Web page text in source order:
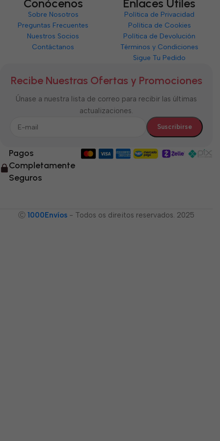
Conócenos
Sobre Nosotros
Preguntas Frecuentes
Nuestros Socios
Contáctanos
Enlaces Útiles
Política de Privacidad
Política de Cookies
Política de Devolución
Términos y Condiciones
Sigue Tu Pedido
Recibe Nuestras Ofertas y Promociones
Únase a nuestra lista de correo para recibir las últimas
actualizaciones.
Pagos
Completamente
Seguros
Ⓒ 1000Envíos - Todos os direitos reservados. 2025